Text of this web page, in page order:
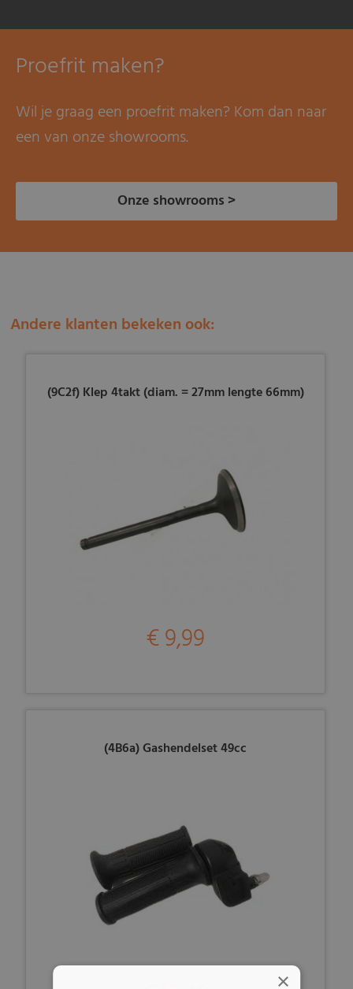
Proefrit maken?
Wil je graag een proefrit maken? Kom dan naar
een van onze showrooms.
Onze showrooms >
Andere klanten bekeken ook:
(9C2f) Klep 4takt (diam. = 27mm lengte 66mm)
€ 9,99
(4B6a) Gashendelset 49cc
×